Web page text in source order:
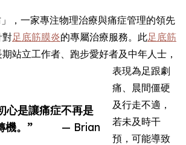
心是讓痛症不再是
機。”
— Brian
，一家專注物理治療與痛症管理的領先
對足底筋膜炎的專屬治療服務。此足底筋
站立工作者、跑步愛好者及中年人士，
表現為足跟劇
痛、晨間僵硬
及行走不適，
若未及時干
預，可能導致